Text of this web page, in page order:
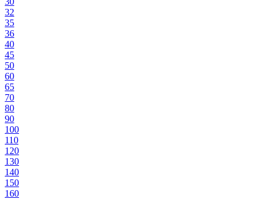
32
35
36
40
45
50
60
65
70
80
90
100
110
120
130
140
150
160